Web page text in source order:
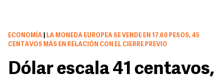
ECONOMÍA
LA MONEDA EUROPEA SE VENDE EN 17.60 PESOS, 45
CENTAVOS MÁS EN RELACIÓN CON EL CIERRE PREVIO
Dólar escala 41 centavos,